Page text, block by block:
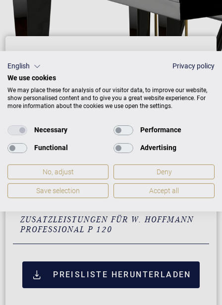
AUSFÜHRUNG PREISE
Schwarz mit Chrom und
VARIO duet
16.800 €
ZUSATZLEISTUNGEN FÜR W. HOFFMANN
PROFESSIONAL P 120
PREISLISTE HERUNTERLADEN
English
Privacy policy
We use cookies
We may place these for analysis of our visitor data, to improve our website,
show personalised content and to give you a great website experience. For
more information about the cookies we use open the settings.
Necessary Performance
Functional Advertising
No, adjust Deny
Save selection Accept all